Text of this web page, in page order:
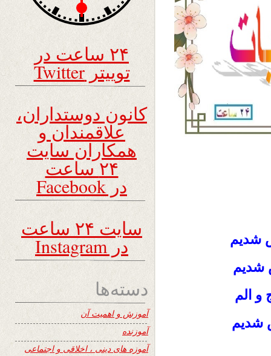
شدیم
شدیم
و الم
شدیم
۲۴ ساعت در
توییتر Twitter
کانون دوستداران،
علاقمندان و
همکاران سایت
۲۴ ساعت
در Facebook
سایت ۲۴ ساعت
در Instagram
دسته‌ها
آموزش و اهمیت آن
آموزنده
آموزه های دینی ، اخلاقی و اجتماعی